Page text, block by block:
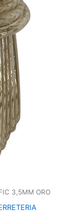
3,5MM ORO